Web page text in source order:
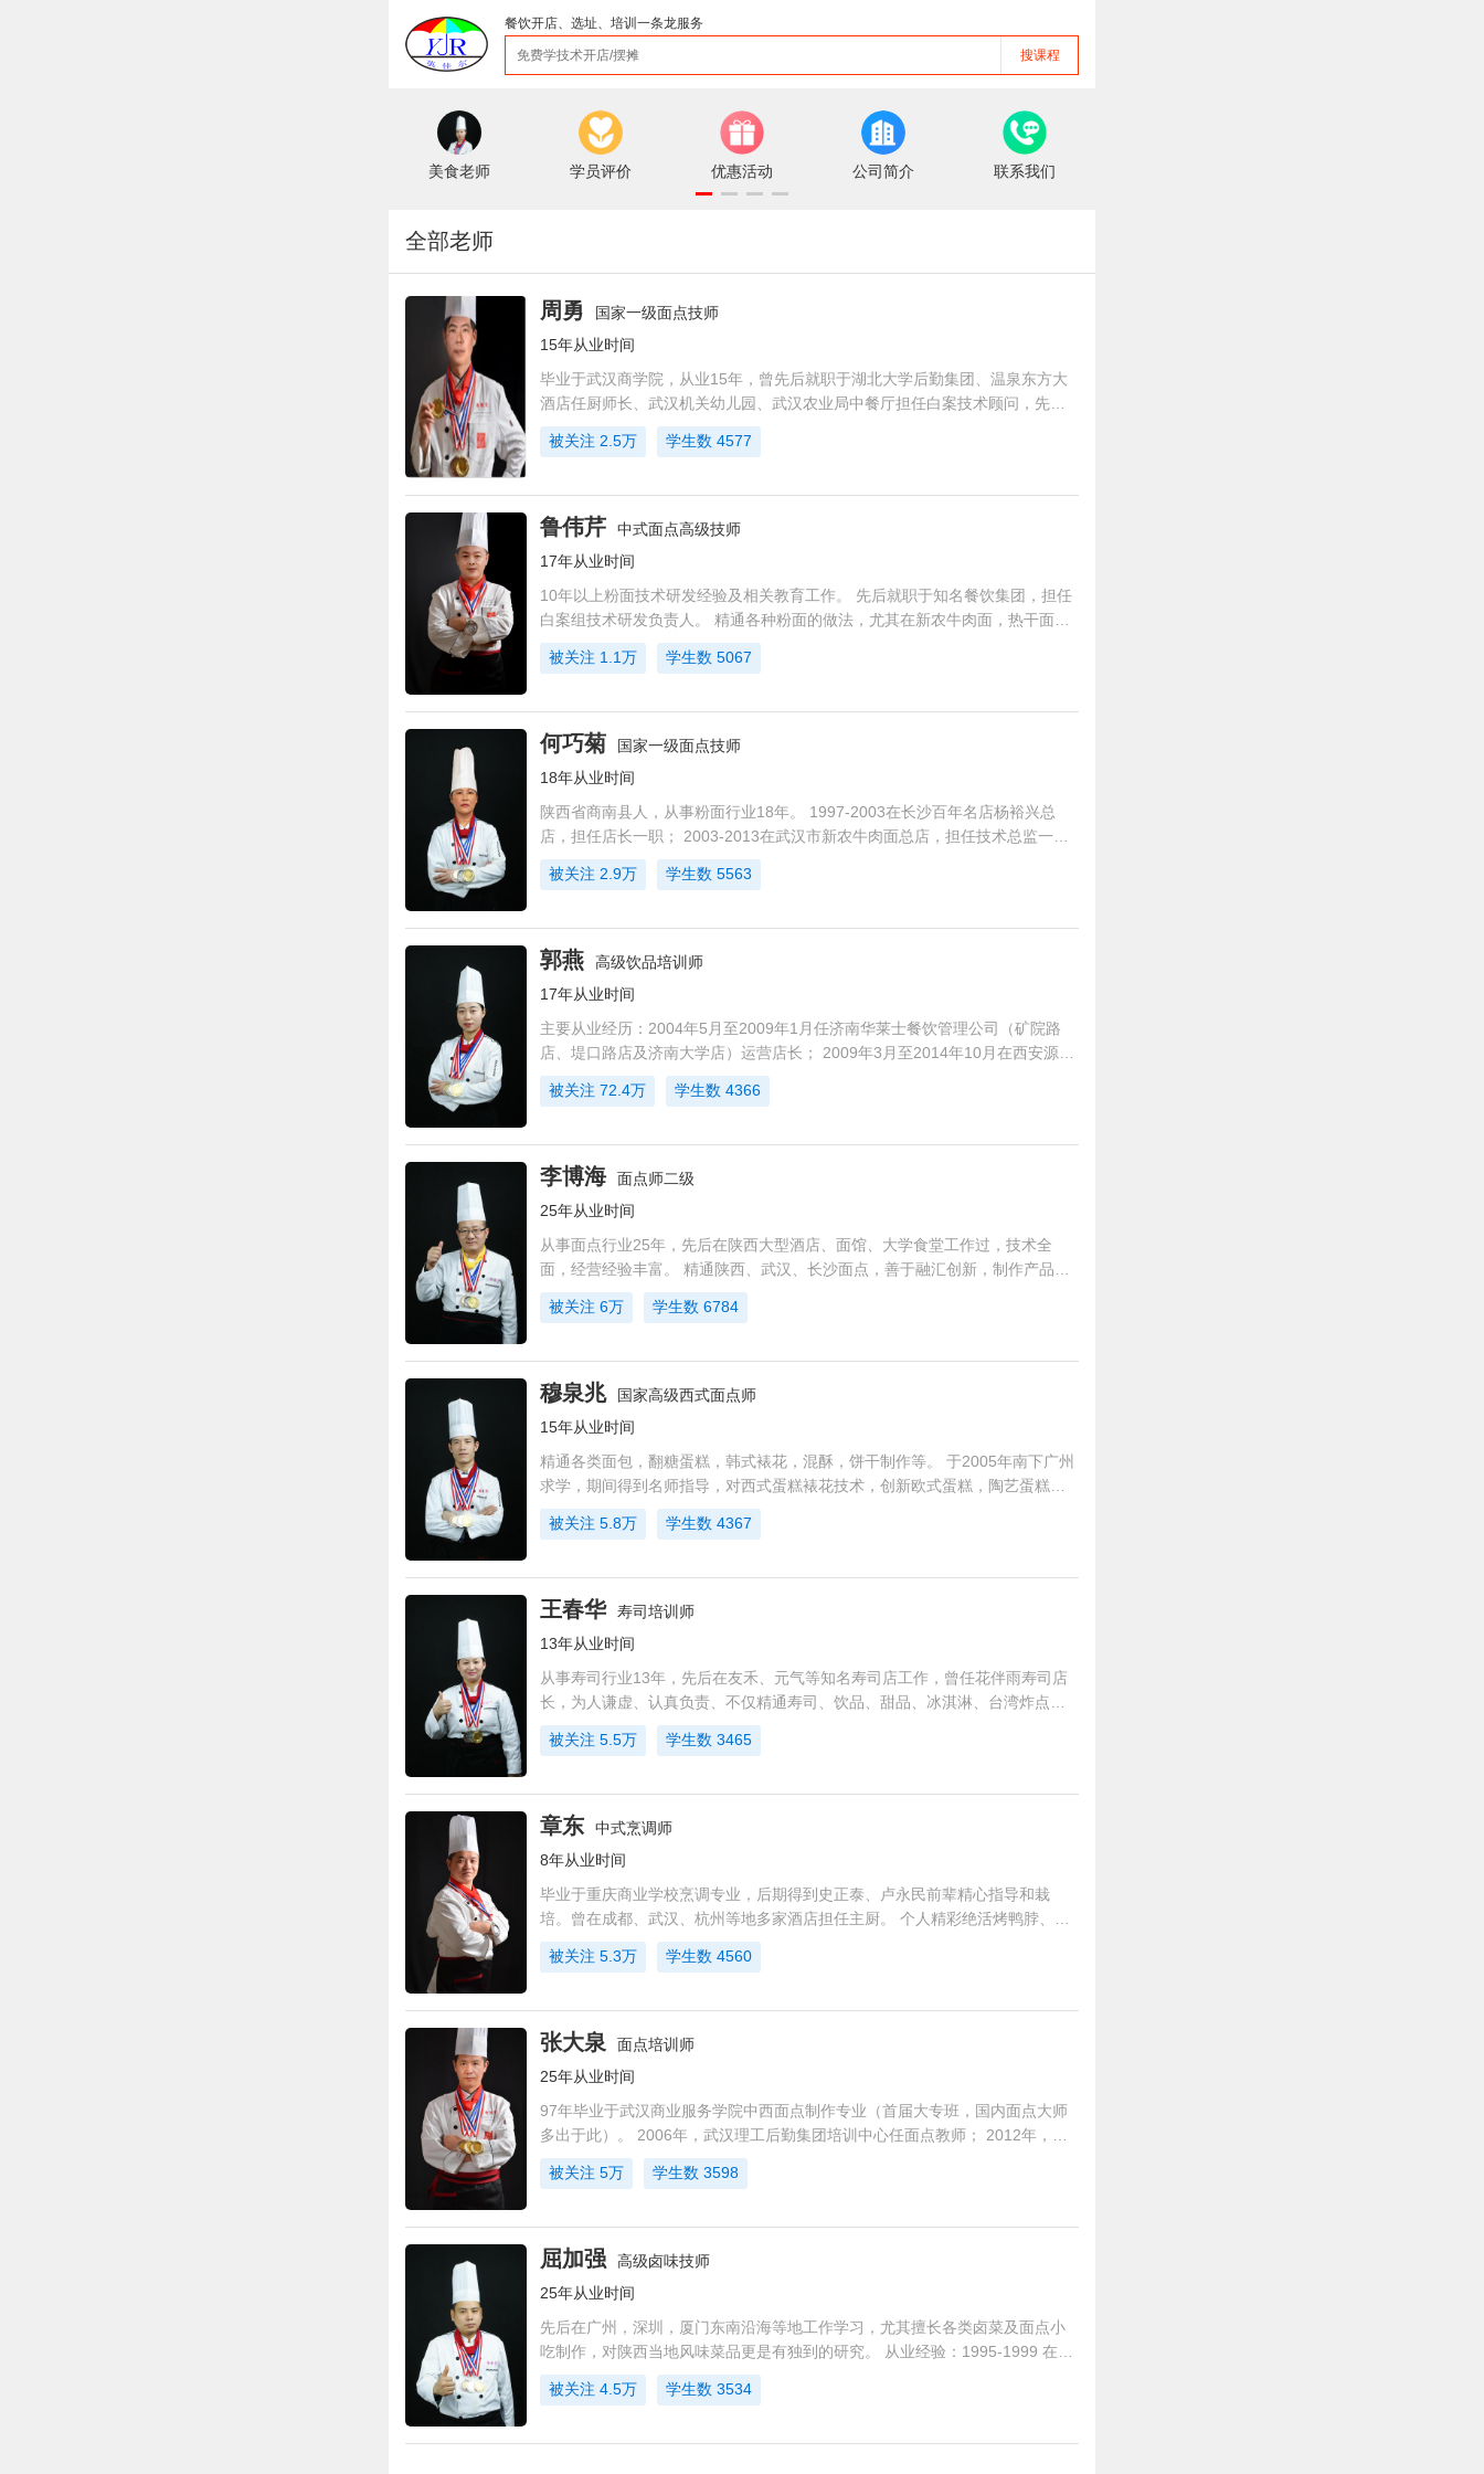
餐饮开店、选址、培训一条龙服务
搜课程
美食老师 学员评价 优惠活动 公司简介 联系我们
全部老师
周勇
国家一级面点技师
15年从业时间
毕业于武汉商学院，从业15年，曾先后就职于湖北大学后勤集团、温泉东方大
酒店任厨师长、武汉机关幼儿园、武汉农业局中餐厅担任白案技术顾问，先后
获得中国面点大赛十佳技术能手一等奖。 2015年10月参加第五届国际绿色餐饮
被关注 2.5万 学生数 4577
鲁伟芹
中式面点高级技师
17年从业时间
10年以上粉面技术研发经验及相关教育工作。 先后就职于知名餐饮集团，担任
白案组技术研发负责人。 精通各种粉面的做法，尤其在新农牛肉面，热干面领
域有自己独特的技术。 熟悉掌握着店铺整体运营管理。 能够准确为每位学
被关注 1.1万 学生数 5067
何巧菊
国家一级面点技师
18年从业时间
陕西省商南县人，从事粉面行业18年。 1997-2003在长沙百年名店杨裕兴总
店，担任店长一职； 2003-2013在武汉市新农牛肉面总店，担任技术总监一
职； 2014被英佳尔公司总部聘任为粉面项目专家级培训师，教授秘制牛肉、牛
杂、牛骨头
被关注 2.9万 学生数 5563
郭燕
高级饮品培训师
17年从业时间
主要从业经历：2004年5月至2009年1月任济南华莱士餐饮管理公司（矿院路
店、堤口路店及济南大学店）运营店长； 2009年3月至2014年10月在西安源动
力餐饮咨询公司任餐饮项目培训师； 2014年11月至2015年10月在西安好百特
餐饮管理公司任
被关注 72.4万 学生数 4366
李博海
面点师二级
25年从业时间
从事面点行业25年，先后在陕西大型酒店、面馆、大学食堂工作过，技术全
面，经营经验丰富。 精通陕西、武汉、长沙面点，善于融汇创新，制作产品总
能受到顾客欢迎。
被关注 6万 学生数 6784
穆泉兆
国家高级西式面点师
15年从业时间
精通各类面包，翻糖蛋糕，韩式裱花，混酥，饼干制作等。 于2005年南下广州
求学，期间得到名师指导，对西式蛋糕裱花技术，创新欧式蛋糕，陶艺蛋糕均
有有较深的研究和制作。 从业经验：2006.5-2008.12就职于西安东大街安旗任
烘焙
被关注 5.8万 学生数 4367
王春华
寿司培训师
13年从业时间
从事寿司行业13年，先后在友禾、元气等知名寿司店工作，曾任花伴雨寿司店
长，为人谦虚、认真负责、不仅精通寿司、饮品、甜品、冰淇淋、台湾炸点、
流行炸点的制作，店面管理也很有一套，每到新店开业和冲业绩时，她都被充
被关注 5.5万 学生数 3465
章东
中式烹调师
8年从业时间
毕业于重庆商业学校烹调专业，后期得到史正泰、卢永民前辈精心指导和栽
培。曾在成都、武汉、杭州等地多家酒店担任主厨。 个人精彩绝活烤鸭脖、炕
土豆、烤面筋等。 2008年在西安御食尚品工作期间，个人绝活烤面筋、炕土豆
被关注 5.3万 学生数 4560
张大泉
面点培训师
25年从业时间
97年毕业于武汉商业服务学院中西面点制作专业（首届大专班，国内面点大师
多出于此）。 2006年，武汉理工后勤集团培训中心任面点教师； 2012年，武
汉东湖磨山碧波宾馆餐饮部 面点师； 2015年武汉锈林小镇酒店 餐饮部面点主
管；
被关注 5万 学生数 3598
屈加强
高级卤味技师
25年从业时间
先后在广州，深圳，厦门东南沿海等地工作学习，尤其擅长各类卤菜及面点小
吃制作，对陕西当地风味菜品更是有独到的研究。 从业经验：1995-1999 在广
州东方乐园，世界大观，深圳中国娱乐城上班学习； 1999-2012 在深圳南联食
品格
被关注 4.5万 学生数 3534